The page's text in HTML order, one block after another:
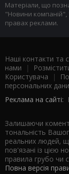
Матеріали, що
"Новини
правах реклами.
Наші контакти та
нами |
Користувача |
персональних
Реклама на сайті:
Залишаючи
тональність
реальних людей,
пов'язані із цією
правила грубо чи
Повна версія